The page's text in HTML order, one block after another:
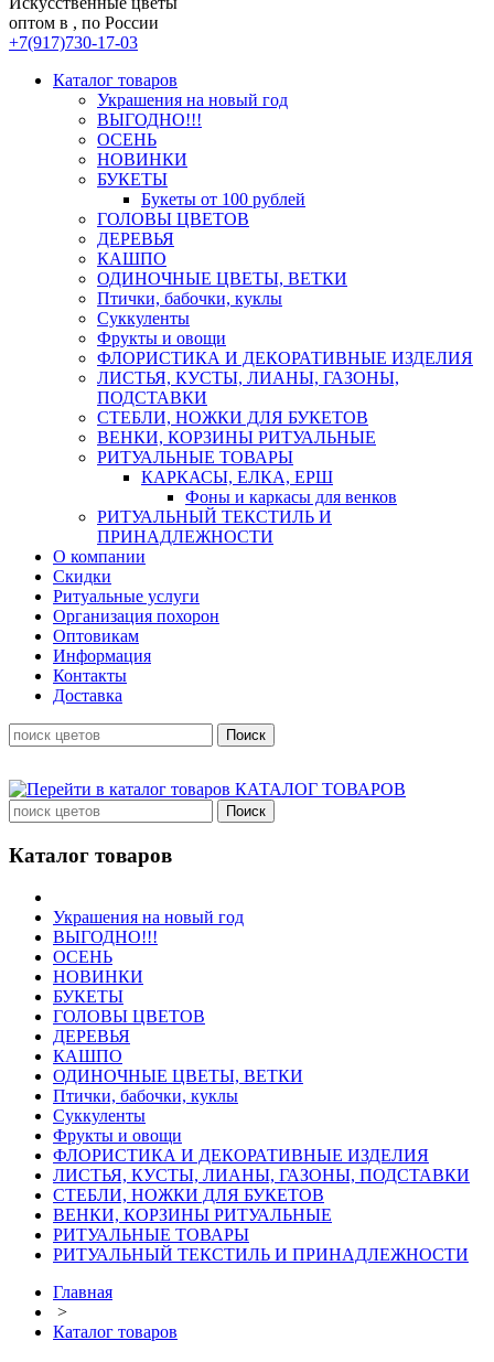
оптом в , по России
+7(917)730-17-03
Каталог товаров
Украшения на новый год
ВЫГОДНО!!!
ОСЕНЬ
НОВИНКИ
БУКЕТЫ
Букеты от 100 рублей
ГОЛОВЫ ЦВЕТОВ
ДЕРЕВЬЯ
КАШПО
ОДИНОЧНЫЕ ЦВЕТЫ, ВЕТКИ
Птички, бабочки, куклы
Суккуленты
Фрукты и овощи
ФЛОРИСТИКА И ДЕКОРАТИВНЫЕ ИЗДЕЛИЯ
ЛИСТЬЯ, КУСТЫ, ЛИАНЫ, ГАЗОНЫ,
ПОДСТАВКИ
СТЕБЛИ, НОЖКИ ДЛЯ БУКЕТОВ
ВЕНКИ, КОРЗИНЫ РИТУАЛЬНЫЕ
РИТУАЛЬНЫЕ ТОВАРЫ
КАРКАСЫ, ЕЛКА, ЕРШ
Фоны и каркасы для венков
РИТУАЛЬНЫЙ ТЕКСТИЛЬ И
ПРИНАДЛЕЖНОСТИ
О компании
Скидки
Ритуальные услуги
Организация похорон
Оптовикам
Информация
Контакты
Доставка
КАТАЛОГ ТОВАРОВ
Каталог товаров
Украшения на новый год
ВЫГОДНО!!!
ОСЕНЬ
НОВИНКИ
БУКЕТЫ
ГОЛОВЫ ЦВЕТОВ
ДЕРЕВЬЯ
КАШПО
ОДИНОЧНЫЕ ЦВЕТЫ, ВЕТКИ
Птички, бабочки, куклы
Суккуленты
Фрукты и овощи
ФЛОРИСТИКА И ДЕКОРАТИВНЫЕ ИЗДЕЛИЯ
ЛИСТЬЯ, КУСТЫ, ЛИАНЫ, ГАЗОНЫ, ПОДСТАВКИ
СТЕБЛИ, НОЖКИ ДЛЯ БУКЕТОВ
ВЕНКИ, КОРЗИНЫ РИТУАЛЬНЫЕ
РИТУАЛЬНЫЕ ТОВАРЫ
РИТУАЛЬНЫЙ ТЕКСТИЛЬ И ПРИНАДЛЕЖНОСТИ
Главная
>
Каталог товаров